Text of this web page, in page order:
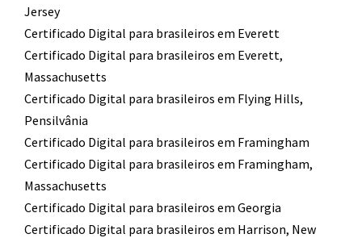
Jersey
Certificado Digital para brasileiros em Everett
Certificado Digital para brasileiros em Everett,
Massachusetts
Certificado Digital para brasileiros em Flying Hills,
Pensilvânia
Certificado Digital para brasileiros em Framingham
Certificado Digital para brasileiros em Framingham,
Massachusetts
Certificado Digital para brasileiros em Georgia
Certificado Digital para brasileiros em Harrison, New